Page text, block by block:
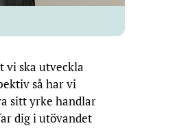
vi ska utveckla
så har vi
sitt yrke handlar
dig i utövandet